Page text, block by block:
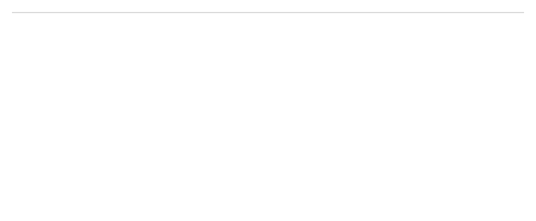
Barva bílá